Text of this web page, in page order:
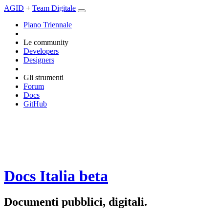
AGID + Team Digitale
Piano Triennale
Le community
Developers
Designers
Gli strumenti
Forum
Docs
GitHub
Docs Italia beta
Documenti pubblici, digitali.